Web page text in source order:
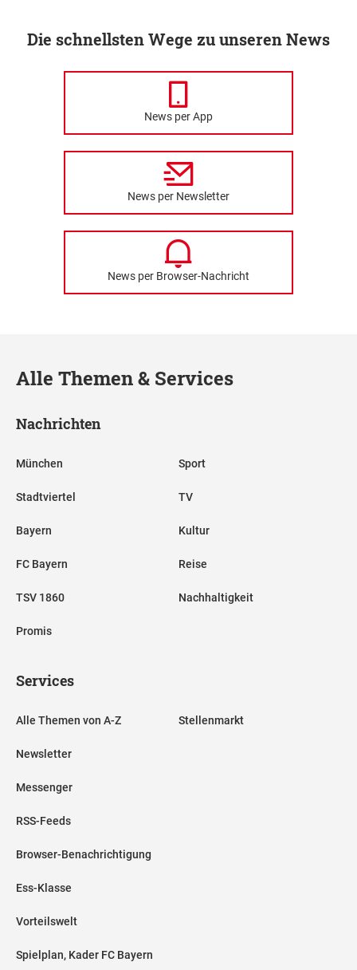
Die schnellsten Wege zu unseren News
News per App
News per Newsletter
News per Browser-Nachricht
Alle Themen & Services
Nachrichten
München
Stadtviertel
Bayern
FC Bayern
TSV 1860
Promis
Sport
TV
Kultur
Reise
Nachhaltigkeit
Services
Alle Themen von A-Z
Newsletter
Messenger
RSS-Feeds
Browser-Benachrichtigung
Ess-Klasse
Vorteilswelt
Spielplan, Kader FC Bayern
Stellenmarkt